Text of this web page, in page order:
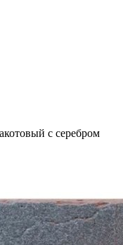
с серебром